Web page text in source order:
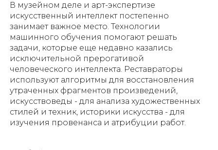
В музейном деле и арт-экспертизе
искусственный интеллект постепенно
занимает важное место. Технологии
машинного обучения помогают решать
задачи, которые еще недавно казались
исключительной прерогативой
человеческого интеллекта. Реставраторы
используют алгоритмы для восстановления
утраченных фрагментов произведений,
искусствоведы - для анализа художественных
стилей и техник, историки искусства - для
изучения провенанса и атрибуции работ.